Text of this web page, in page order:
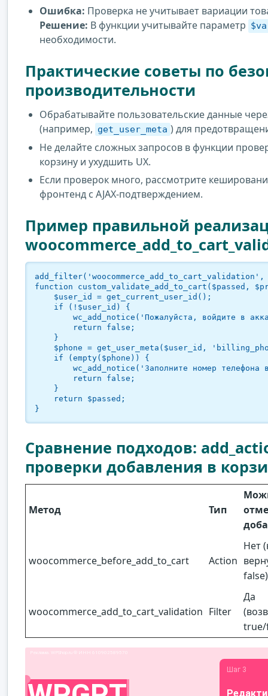
Ошибка: Проверка не учитывает вариации
Решение: В функции учитывайте параметр
необходимости.
Практические советы по
производительности
Обрабатывайте пользовательские данные
(например, get_user_meta ) для
Не делайте сложных запросов в функции
корзину и ухудшить UX.
Если проверок много, рассмотрите
фронтенд с AJAX-подтверждением.
Пример правильной
function custom_validate_add_to_cart($passed,
}
Сравнение подходов:
проверки добавления в
Метод Тип
woocommerce_before_add_to_cart Action
Нет
false)
woocommerce_add_to_cart_validation Filter
Да
true/